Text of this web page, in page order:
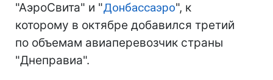
"АэроСвита" и "Донбассаэро", к
которому в октябре добавился третий
по объемам авиаперевозчик страны
"Днеправиа".